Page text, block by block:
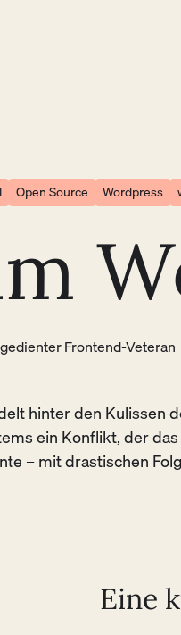
Open Source Wordpress
Frontend-Veteran
hinter den Kulissen
ein Konflikt, der
– mit drastischen
Eine